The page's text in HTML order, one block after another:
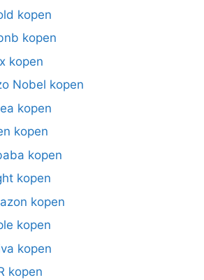
kopen
kopen
kopen
Nobel kopen
kopen
kopen
kopen
kopen
kopen
kopen
kopen
kopen